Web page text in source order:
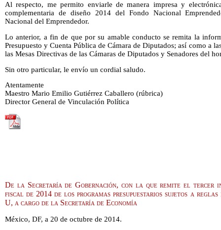
Al respecto, me permito enviarle de manera impresa y
complementaria de diseño 2014 del Fondo Nacional
Nacional del Emprendedor.
Lo anterior, a fin de que por su amable conducto se remita la
Presupuesto y Cuenta Pública de Cámara de Diputados; así como a
las Mesas Directivas de las Cámaras de Diputados y Senadores del
Sin otro particular, le envío un cordial saludo.
Atentamente
Maestro Mario Emilio Gutiérrez Caballero (rúbrica)
Director General de Vinculación Política
De la Secretaría de Gobernación, con la que remite el tercer
fiscal de 2014 de los programas presupuestarios sujetos a
U, a cargo de la Secretaría de Economía
México, DF, a 20 de octubre de 2014.